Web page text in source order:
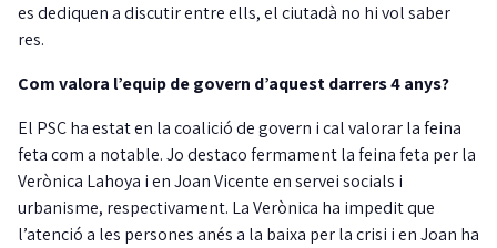
es dediquen a discutir entre ells, el ciutadà no hi vol saber
res.
Com valora l’equip de govern d’aquest darrers 4 anys?
El PSC ha estat en la coalició de govern i cal valorar la feina
feta com a notable. Jo destaco fermament la feina feta per la
Verònica Lahoya i en Joan Vicente en servei socials i
urbanisme, respectivament. La Verònica ha impedit que
l’atenció a les persones anés a la baixa per la crisi i en Joan ha